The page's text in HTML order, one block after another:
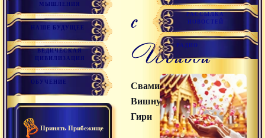
МЫШЛЕНИЯ
НАШЕ БУДУЩЕЕ
ВЕДИЧЕСКАЯ
ЦИВИЛИЗАЦИЯ
ОБУЧЕНИЕ
Принять Прибежище
с
Шивой
Свами
Вишнудевананда
Гири
РАССЫЛКА
НОВОСТЕЙ
РАДИО